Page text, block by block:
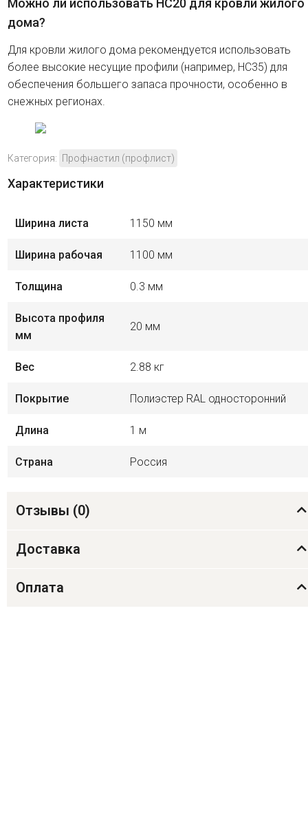
Можно ли использовать HC20 для кровли жилого
дома?
Для кровли жилого дома рекомендуется использовать
более высокие несущие профили (например, HC35) для
обеспечения большего запаса прочности, особенно в
снежных регионах.
Категория: Профнастил (профлист)
Характеристики
Ширина листа 1150 мм
Ширина рабочая 1100 мм
Толщина 0.3 мм
Высота профиля
мм
20 мм
Вес 2.88 кг
Покрытие Полиэстер RAL односторонний
Длина 1 м
Страна Россия
Отзывы (0)
Доставка
Оплата